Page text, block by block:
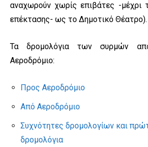
αναχωρούν χωρίς επιβάτες -μέχρι
επέκτασης- ως το Δημοτικό Θέατρο).
Τα δρομολόγια των συρμών
Αεροδρόμιο:
Προς Αεροδρόμιο
Από Αεροδρόμιο
Συχνότητες δρομολογίων και
δρομολόγια